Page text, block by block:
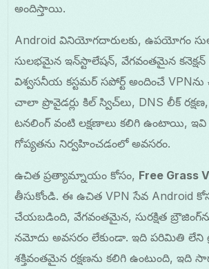
అందిస్తాయి.
Android వినియోగదారులకు, ఉపయోగం
సులభమైన ఇన్‌స్టాలేషన్, వేగవంతమైన కనెక్షన్
విశ్వసనీయ కస్టమర్ సపోర్ట్ అందించే VPNను
చాలా ప్రొవైడర్లు కిల్ స్విచ్‌లు, DNS లీక్
టనలింగ్ వంటి లక్షణాలు కలిగి ఉంటాయి,
గోప్యతను నిర్వహించడంలో అవసరం.
ఉచిత ప్రత్యామ్నాయం కోసం, Free Grass
తీసుకోండి. ఈ ఉచిత VPN సేవ Android
చేయబడింది, వేగవంతమైన, సురక్షిత
నమోదు అవసరం లేకుండా. ఇది పరిమితి లేని
శక్తివంతమైన రక్షణను కలిగి ఉంటుంది, ఇది